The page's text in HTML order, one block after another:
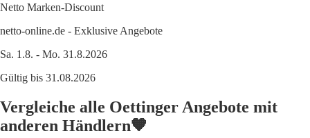
Netto Marken-Discount
netto-online.de - Exklusive Angebote
Sa. 1.8. - Mo. 31.8.2026
Gültig bis 31.08.2026
Vergleiche alle Oettinger Angebote mit
anderen Händlern🧡